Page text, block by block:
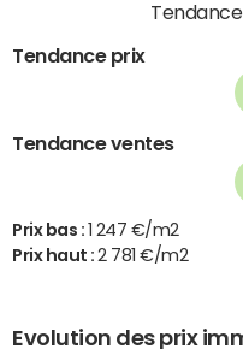
Tendance
Tendance prix
Tendance ventes
Prix bas :
1 247 €/m2
Prix haut :2 781 €/m2
Evolution des prix